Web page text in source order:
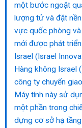
một bước ngoặt
lượng tử và đặt
vực quốc phòng
mới được phát
Israel (Israel
Hàng không Israel
công ty chuyển
Máy tính này sử
một phần trong
dựng cơ sở hạ